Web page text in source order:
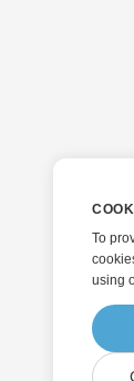
To
using